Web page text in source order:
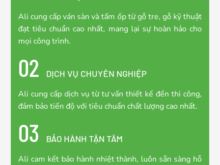
Ali cung cấp ván sàn và tấm ốp từ gỗ tre, gỗ kỹ thuật
đạt tiêu chuẩn cao nhất, mang lại sự hoàn hảo cho
mọi công trình.
02
DỊCH VỤ CHUYÊN NGHIỆP
Ali cung cấp dịch vụ từ tư vấn thiết kế đến thi công,
đảm bảo tiến độ với tiêu chuẩn chất lượng cao nhất.
03
BẢO HÀNH TẬN TÂM
Ali cam kết bảo hành nhiệt thành, luôn sẵn sàng hỗ